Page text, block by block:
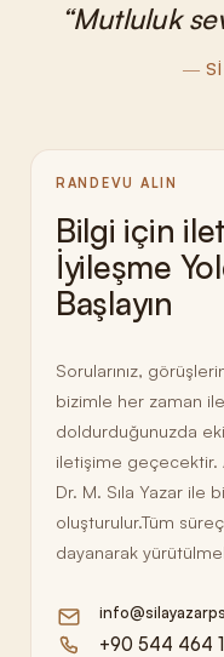
Mutluluk
RANDEVU ALIN
Bilgi için
İyileşme
Başlayın
Sorularınız,
bizimle her zaman
doldurduğunuzda
iletişime geçecektir.
Dr. M. Sıla Yazar ile
oluşturulur.Tüm
dayanarak
+90 544 464